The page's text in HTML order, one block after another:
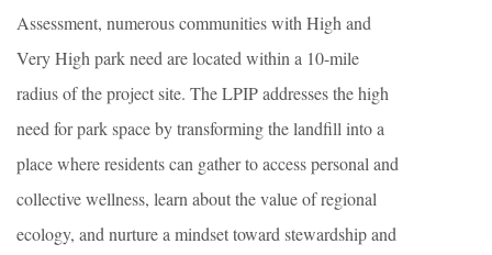
Assessment, numerous communities with High and
Very High park need are located within a 10-mile
radius of the project site. The LPIP addresses the high
need for park space by transforming the landfill into a
place where residents can gather to access personal and
collective wellness, learn about the value of regional
ecology, and nurture a mindset toward stewardship and